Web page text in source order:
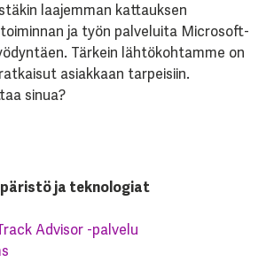
laajemman kattauksen
ja työn palveluita Microsoft-
Tärkein lähtökohtamme on
asiakkaan tarpeisiin.
sinua?
ja teknologiat
Advisor -palvelu